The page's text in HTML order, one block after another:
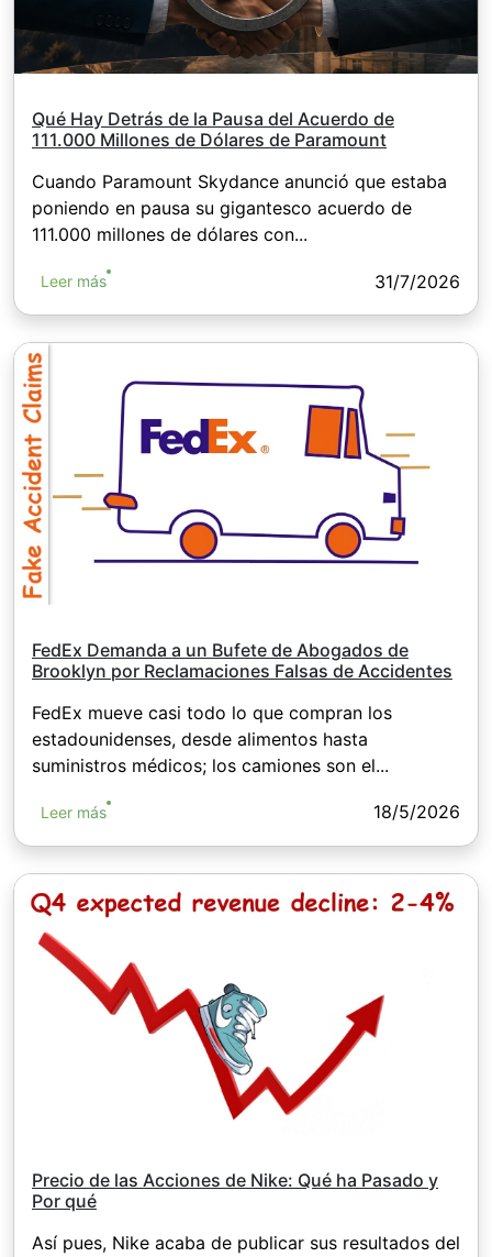
Qué Hay Detrás de la Pausa del Acuerdo de
111.000 Millones de Dólares de Paramount
Cuando Paramount Skydance anunció que estaba
poniendo en pausa su gigantesco acuerdo de
111.000 millones de dólares con...
Leer más 31/7/2026
FedEx Demanda a un Bufete de Abogados de
Brooklyn por Reclamaciones Falsas de Accidentes
FedEx mueve casi todo lo que compran los
estadounidenses, desde alimentos hasta
suministros médicos; los camiones son el...
Leer más 18/5/2026
Precio de las Acciones de Nike: Qué ha Pasado y
Por qué
Así pues, Nike acaba de publicar sus resultados del